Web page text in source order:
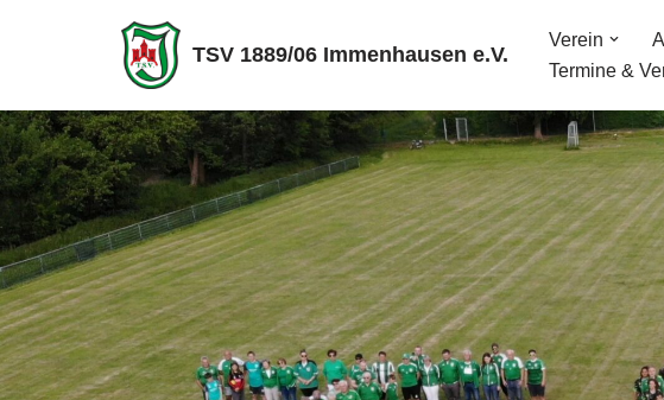
springen
TSV 1889/06 Immenhausen e.V.
Verein
Termine &